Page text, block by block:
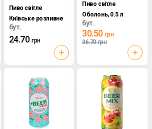
Пиво світле
Київське розливне
Оболонь, 0.6 л
бут.
24.70 грн
Пиво світле
Оболонь, 0.5 л
бут.
30.50 грн
36.70грн